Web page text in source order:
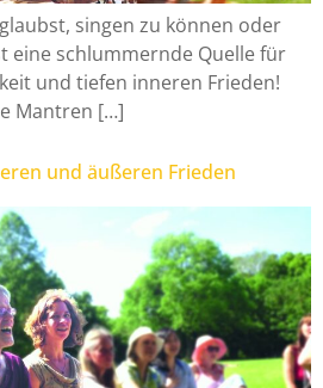
singen zu können oder
eine schlummernde Quelle für
und tiefen inneren Frieden!
Mantren […]
und äußeren Frieden